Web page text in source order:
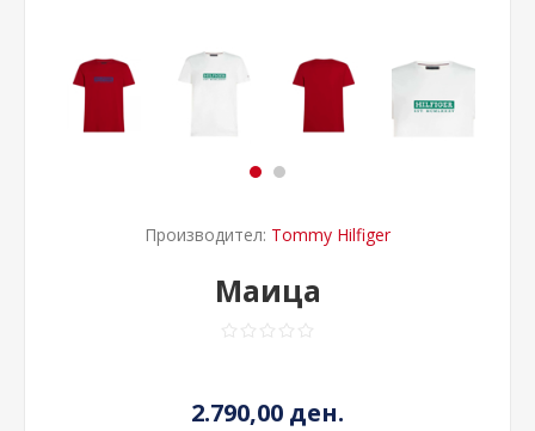
Производител: Tommy Hilfiger
Маица
2.790,00 ден.